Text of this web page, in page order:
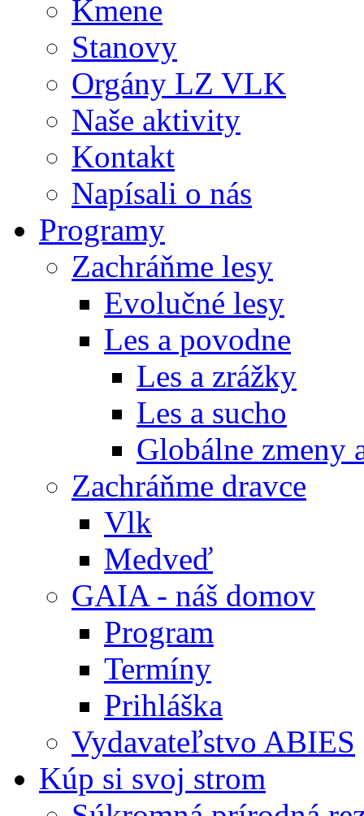
Kmene
Stanovy
Orgány LZ VLK
Naše aktivity
Kontakt
Napísali o nás
Programy
Zachráňme lesy
Evolučné lesy
Les a povodne
Les a zrážky
Les a sucho
Globálne zmeny
Zachráňme dravce
Vlk
Medveď
GAIA - náš domov
Program
Termíny
Prihláška
Vydavateľstvo ABIES
Kúp si svoj strom